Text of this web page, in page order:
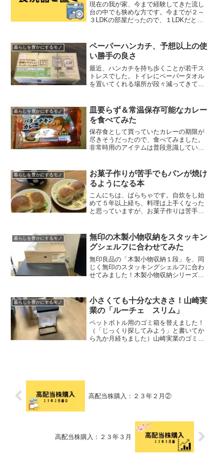
現在の我が家、今まで経験してきた流し
台の中でも狭めな方です。今までが２～
３LDKの部屋だったので、１LDKだと余
た転勤族だよ家族も増えたことで洗い物
の量が増えたのに、洗...
暮らしを豊かにするモノ
ペーパーハンカチ、予想以上の使
い勝手の良さ
最近、ハンカチを持ち歩くことが若干ス
トレスでした。トイレにペーパータオル
を置いてくれる場所が段々減ってきて、
る。お出かけをして必ずトイレに行くわ
けでもないし、常備するの...
暮らしを豊かにするモノ
皿要らず＆常温保存可能なカレー
を食べてみた
保存食として買っていたカレーの期限が
尽きそうだったので、食べてみました。
非常時用のアイテムは普段意識していな
は気が付けたのでえらい。二日前です
が。皆さんはこうならないよ...
暮らしを豊かにするモノ
お菓子作りが苦手でもパンが焼け
るようになる本
こんにちは、ばらちゃです。自炊をし始
めて５年以上経ち、料理は上手くなった
と思っていますが、お菓子作りは苦手で
に戸惑い、僅かな分量の違いで大きく味
や触感が変わってしまうの...
暮らしを豊かにするモノ
無印の木製小物収納をスタッキン
グシェルフに合わせてみた
無印良品の「木製小物収納１段」を、同
じく無印のスタッキングシェルフに合わ
せてみました！木製小物収納シリーズ、
るには小さくない？そんな疑問をお持ち
の方に向けて、使用感など...
暮らしを豊かにするモノ
小さくても十分な大きさ！山崎実
業の「ルーチェ スリム」
ペットボトル用のゴミ箱を替えました！
（「じっくり探してみよう」と書いてか
ら九か月経ちました）山崎実業のゴミ袋
高配当株購入：２３年２月②
高配当株購入：２３年３月